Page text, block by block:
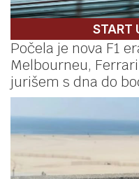
START
Počela je nova F1
Melbourneu,
jurišem s dna do